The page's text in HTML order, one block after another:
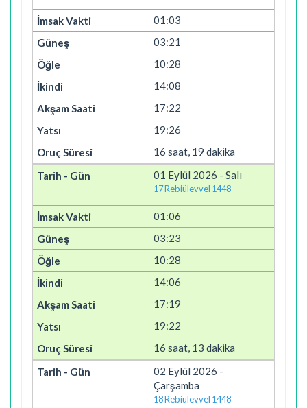
01:03
03:21
10:28
14:08
17:22
19:26
16 saat, 19 dakika
01 Eylül 2026 - Salı
17 Rebiülevvel 1448
01:06
03:23
10:28
14:06
17:19
19:22
16 saat, 13 dakika
02 Eylül 2026 -
Çarşamba
18 Rebiülevvel 1448